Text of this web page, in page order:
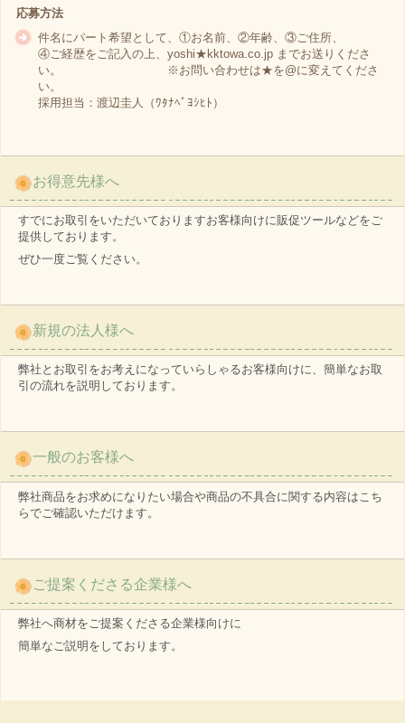
応募方法
件名にパート希望として、①お名前、②年齢、③ご住所、
④ご経歴をご記入の上、yoshi★kktowa.co.jp までお送りくださ
い。 ※お問い合わせは★を@に変えてくださ
い。
採用担当：渡辺圭人（ﾜﾀﾅﾍﾞﾖｼﾋﾄ）
お得意先様へ
すでにお取引をいただいておりますお客様向けに販促ツールなどをご
提供しております。
ぜひ一度ご覧ください。
新規の法人様へ
弊社とお取引をお考えになっていらしゃるお客様向けに、簡単なお取
引の流れを説明しております。
一般のお客様へ
弊社商品をお求めになりたい場合や商品の不具合に関する内容はこち
らでご確認いただけます。
ご提案くださる企業様へ
弊社へ商材をご提案くださる企業様向けに
簡単なご説明をしております。